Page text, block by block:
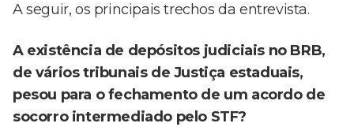
A seguir, os principais trechos da entrevista.
A existência de depósitos judiciais no BRB,
de vários tribunais de Justiça estaduais,
pesou para o fechamento de um acordo de
socorro intermediado pelo STF?